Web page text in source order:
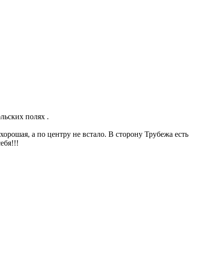
полях .
а по центру не встало. В сторону Трубежа есть